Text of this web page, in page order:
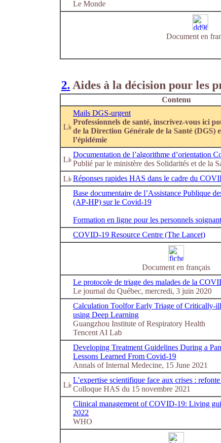
Le Monde
Document en
2. Aides à la décision pour les
Contenu
Mails DGS-urgent
Professionnels de santé, inscrivez-vous ici
de la Direction Générale de la Santé (DGS)
l’épidémie
Documentation de l’algorithme d’orientation
Publié par le ministère des Solidarités et de la
Réponses rapides HAS dans le cadre du
Base documentaire de l’Assistance Publique
(AP-HP) sur le Covid-19
Formation en ligne pour les personnels
COVID-19 Resource Centre (The Lancet)
Document en français
Le protocole de triage des malades de la
Le journal du Québec, mercredi, 3 juin 2020
Calculation Toolfor Early Triage of Critically-
using Deep Learning
Guangzhou Institute of Respiratory Health
Tencent AI Lab
Developing Treatment Guidelines During a
Lessons Learned From Covid-19
Annals of Internal Medecine, 15 June 2021
L’expertise scientifique face aux crises :
Colloque HAS du 15 novembre 2021
Clinical management of COVID-19: Living
2022
WHO